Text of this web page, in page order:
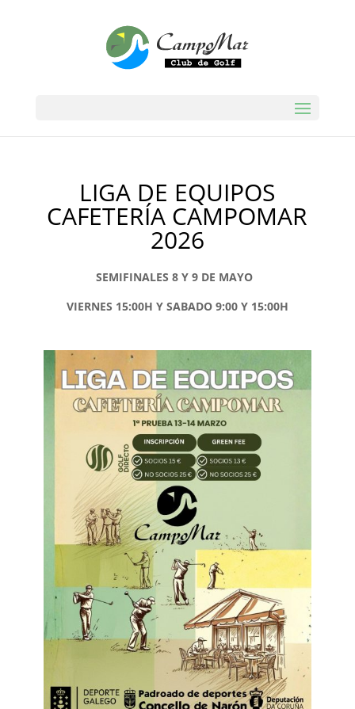
LIGA DE EQUIPOS
CAFETERÍA CAMPOMAR
2026
SEMIFINALES 8 Y 9 DE MAYO
VIERNES 15:00H Y SABADO 9:00 Y 15:00H